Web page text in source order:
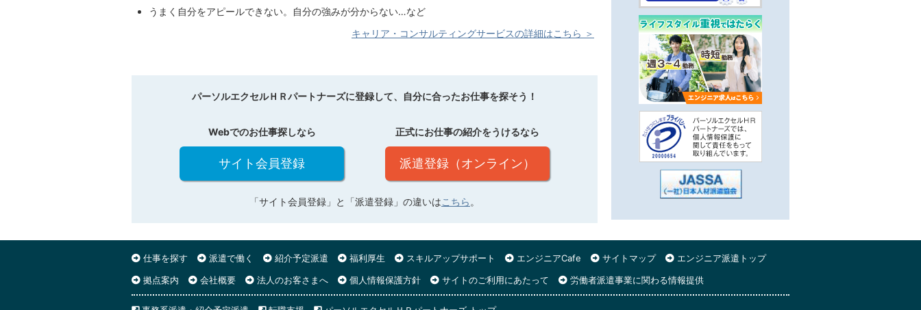
うまく自分をアピールできない。自分の強みが分からない…など
キャリア・コンサルティングサービスの詳細はこちら ＞
パーソルエクセルＨＲパートナーズに登録して、自分に合ったお仕事を探そう！
Webでのお仕事探しなら
サイト会員登録
正式にお仕事の紹介をうけるなら
派遣登録（オンライン）
「サイト会員登録」と「派遣登録」の違いはこちら 。
仕事を探す 派遣で働く 紹介予定派遣 福利厚生 スキルアップサポート エンジニアCafe サイトマップ
エンジニア派遣トップ
拠点案内
会社概要 法人のお客さまへ 個人情報保護方針 サイトのご利用にあたって 労働者派遣事業に関わる情報提供